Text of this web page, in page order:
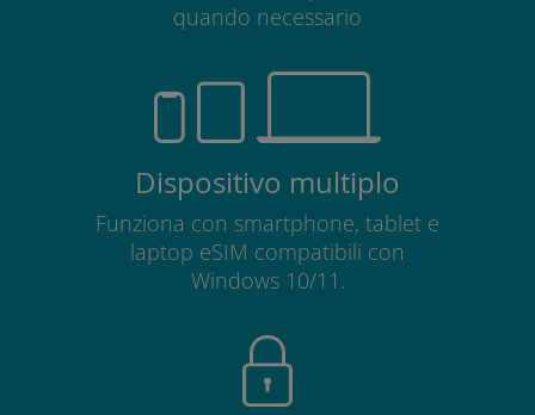
quando necessario
Dispositivo multiplo
Funziona con smartphone, tablet e
laptop eSIM compatibili con
Windows 10/11.